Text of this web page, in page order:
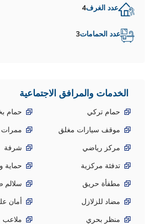
عدد الغرف4
عدد الحمامات3
الخدمات والمرافق الاجتماعية
حمام تركي
حمام
موقف سيارات مغلق
مركز رياضي
شرفة
تدفئة مركزية
حماية
مطفأة حريق
سلالم
مضاد للزلازل
أمان
منظر بحري
ملاعب